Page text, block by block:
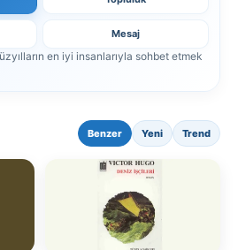
Mesaj
en iyi insanlarıyla sohbet etmek
Benzer Yeni Trend